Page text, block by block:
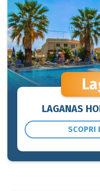
LAGANAS
SCOPRI